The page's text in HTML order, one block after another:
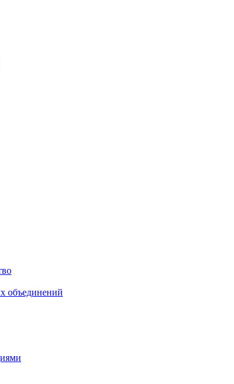
объединений